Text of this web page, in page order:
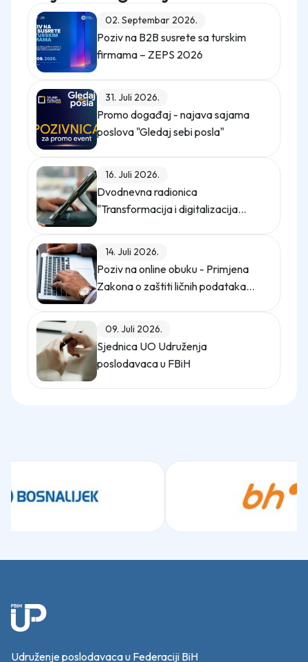
02. Septembar 2026.
Poziv na B2B susrete sa turskim
firmama – ZEPS 2026
31. Juli 2026.
Promo događaj - najava sajama
poslova "Gledaj sebi posla"
16. Juli 2026.
Dvodnevna radionica
"Transformacija i digitalizacija
14. Juli 2026.
Poziv na online obuku - Primjena
Zakona o zaštiti ličnih podataka
09. Juli 2026.
Sjednica UO Udruženja
poslodavaca u FBiH
Udruženje poslodavaca u Federaciji BiH